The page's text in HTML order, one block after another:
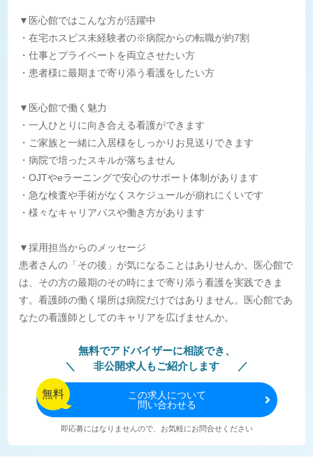
▼医心館ではこんな方が活躍中
・在宅ホスピス未経験者の※病院からの転職が約7割
・仕事とプライベートを両立させたい方
・患者様に最期まで寄り添う看護をしたい方
▼医心館で働く魅力
・一人ひとりに向き合える看護ができます
・ご家族と一緒に入居様をしっかりお見送りできます
・病院で培ったスキルが落ちません
・OJTやeラーニングで安心のサポート体制があります
・急な検査や手術がなくスケジュールが崩れにくいです
・様々なキャリアパスや働き方があります
▼採用担当からのメッセージ
患者さんの「その後」が気になることはありせんか。医心館で
は、その方の最期のその時にまで寄り添う看護を実践できま
す。看護師の働く場所は病院だけではありません。医心館であ
なたの看護師としてのキャリアを広げませんか。
無料でアドバイザーに相談でき、
非公開求人もご紹介します
無料 この求人について
問い合わせる
即応募にはなりませんので、お気軽にお問合せください